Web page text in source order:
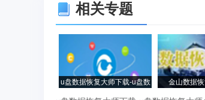
相关专题
u盘数据恢复大师下载-u盘数
金山数据